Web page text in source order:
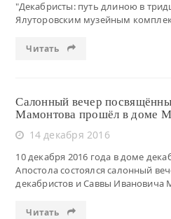
"Декабристы: путь длиною в
Ялуторовским музейным
Читать
Салонный вечер
Мамонтова прошёл в доме
14 декабря 2016
10 декабря 2016 года в доме
Апостола состоялся салонный
декабристов и Саввы Ивановича
Читать